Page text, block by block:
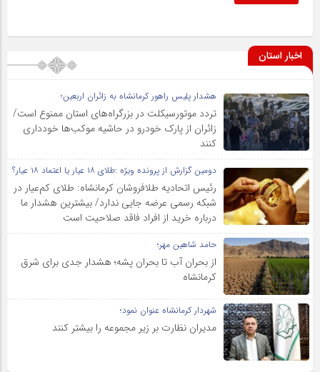
اخبار استان
هشدار پلیس راهور کرمانشاه به زائران اربعین؛
تردد موتورسیکلت در بزرگراه‌های استان ممنوع است/
زائران از پارک خودرو در حاشیه موکب‌ها خودداری
کنند
دومین گزارش از پرونده ویژه :طلای ۱۸ عیار یا اعتماد ۱۸ عیار؟
رئیس اتحادیه طلافروشان کرمانشاه: طلای کم‌عیار در
شبکه رسمی عرضه جایی ندارد/ بیشترین هشدار ما
درباره خرید از افراد فاقد صلاحیت است
حامد شاهین مهر؛
از بحران آب تا بحران پشه؛ هشدار جدی برای شرق
کرمانشاه
شهردار کرمانشاه عنوان نمود؛
مدیران نظارت بر زیر مجموعه را بیشتر کنند